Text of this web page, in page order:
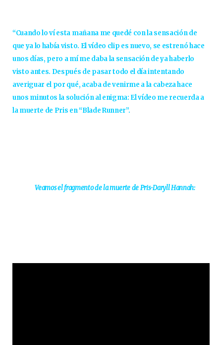
“Cuando lo ví esta mañana me quedé con la sensación de
que ya lo había visto. El vídeo clip es nuevo, se estrenó hace
unos días, pero a mí me daba la sensación de ya haberlo
visto antes. Después de pasar todo el día intentando
averiguar el por qué, acaba de venirme a la cabeza hace
unos minutos la solución al enigma: El vídeo me recuerda a
la muerte de Pris en “Blade Runner”.
Veamos el fragmento de la muerte de Pris-Daryll Hannah: